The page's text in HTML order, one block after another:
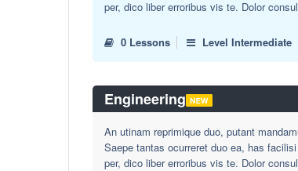
per, dico liber erroribus vis te. Dolor
0 Lessons Level Intermediate
Engineering
An utinam reprimique duo, putant
Saepe tantas ocurreret duo ea, has
per, dico liber erroribus vis te. Dolor